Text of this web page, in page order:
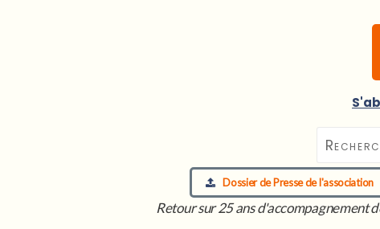
Dossier de Presse de l'association
Retour sur 25 ans d'accompagnement